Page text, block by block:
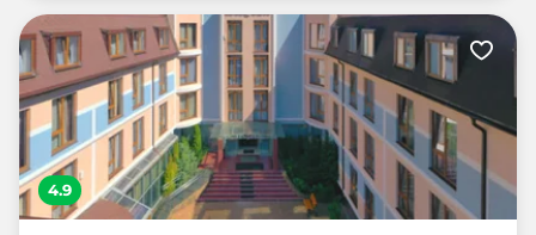
4.9